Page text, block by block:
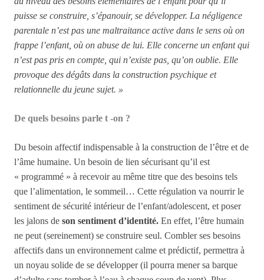
puisse se construire, s’épanouir, se développer. La négligence
parentale n’est pas une maltraitance active dans le sens où on
frappe l’enfant, où on abuse de lui. Elle concerne un enfant qui
n’est pas pris en compte, qui n’existe pas, qu’on oublie. Elle
provoque des dégâts dans la construction psychique et
relationnelle du jeune sujet. »
De quels besoins parle t -on ?
Du besoin affectif indispensable à la construction de l’être et de
l’âme humaine. Un besoin de lien sécurisant qu’il est
« programmé » à recevoir au même titre que des besoins tels
que l’alimentation, le sommeil… Cette régulation va nourrir le
sentiment de sécurité intérieur de l’enfant/adolescent, et poser
les jalons de son sentiment d’identité. En effet, l’être humain
ne peut (sereinement) se construire seul. Combler ses besoins
affectifs dans un environnement calme et prédictif, permettra à
un noyau solide de se développer (il pourra mener sa barque